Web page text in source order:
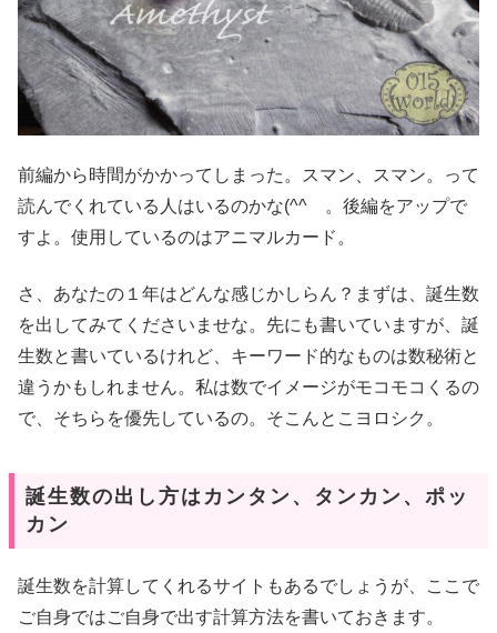
前編から時間がかかってしまった。スマン、スマン。って
読んでくれている人はいるのかな(^^ゞ。後編をアップで
すよ。使用しているのはアニマルカード。
さ、あなたの１年はどんな感じかしらん？まずは、誕生数
を出してみてくださいませな。先にも書いていますが、誕
生数と書いているけれど、キーワード的なものは数秘術と
違うかもしれません。私は数でイメージがモコモコくるの
で、そちらを優先しているの。そこんとこヨロシク。
誕生数の出し方はカンタン、タンカン、ポッ
カン
誕生数を計算してくれるサイトもあるでしょうが、ここで
ご自身ではご自身で出す計算方法を書いておきます。